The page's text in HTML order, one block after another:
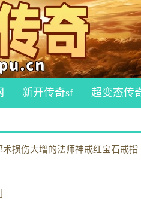
新开传奇sf 超变态传
损伤大增的法师神戒红宝石戒指